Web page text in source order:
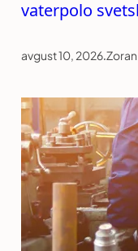
vaterpolo
avgust 10, 2026.